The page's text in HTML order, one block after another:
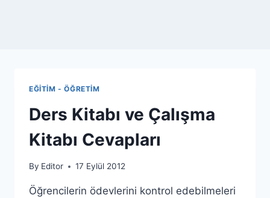
EĞITIM - ÖĞRETIM
Ders Kitabı ve Çalışma
Kitabı Cevapları
By Editor 17 Eylül 2012
Öğrencilerin ödevlerini kontrol edebilmeleri